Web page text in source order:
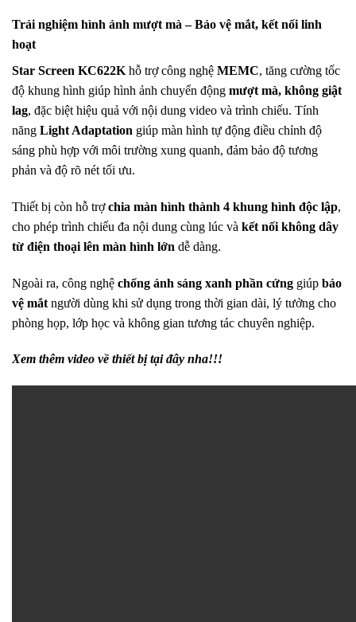
Trải nghiệm hình ảnh mượt mà – Bảo vệ mắt, kết nối linh
hoạt
Star Screen KC622K hỗ trợ công nghệ MEMC, tăng cường tốc
độ khung hình giúp hình ảnh chuyển động mượt mà, không giật
lag, đặc biệt hiệu quả với nội dung video và trình chiếu. Tính
năng Light Adaptation giúp màn hình tự động điều chỉnh độ
sáng phù hợp với môi trường xung quanh, đảm bảo độ tương
phản và độ rõ nét tối ưu.
Thiết bị còn hỗ trợchia màn hình thành 4 khung hình độc lập,
cho phép trình chiếu đa nội dung cùng lúc và kết nối không dây
từ điện thoại lên màn hình lớn dễ dàng.
Ngoài ra, công nghệ chống ánh sáng xanh phần cứng giúp bảo
vệ mắt người dùng khi sử dụng trong thời gian dài, lý tưởng cho
phòng họp, lớp học và không gian tương tác chuyên nghiệp.
Xem thêm video về thiết bị tại đây nha!!!